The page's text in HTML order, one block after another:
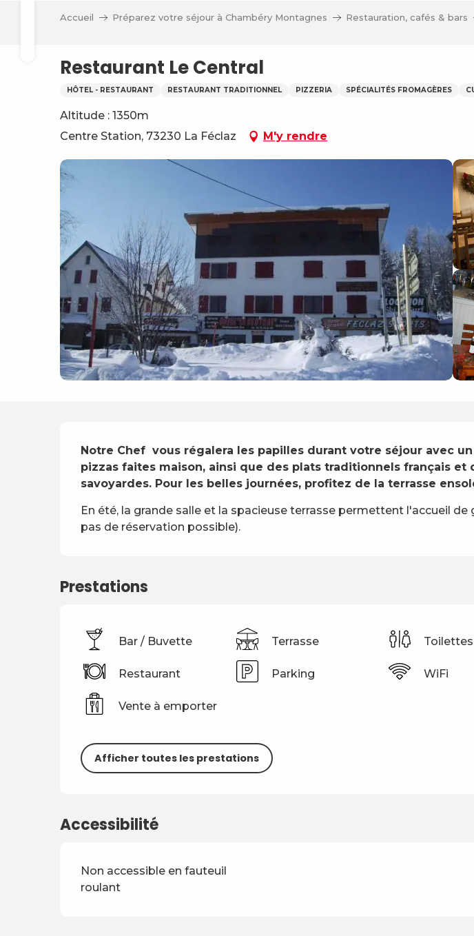
Accueil Préparez votre séjour à Chambéry Montagnes Restauration, cafés & bars
Restaurant Le Central
HÔTEL - RESTAURANT RESTAURANT TRADITIONNEL PIZZERIA SPÉCIALITÉS FROMAGÈRES
Altitude : 1350m
Centre Station, 73230 La Féclaz
M'y rendre
Description
Notre Chef  vous régalera les papilles durant votre séjour avec
pizzas faites maison, ainsi que des plats traditionnels français et
savoyardes. Pour les belles journées, profitez de la terrasse
En été, la grande salle et la spacieuse terrasse permettent l'accueil de
pas de réservation possible).
Prestations
Bar / Buvette Terrasse Toilettes
Restaurant Parking WiFi
Vente à emporter
Afficher toutes les prestations
Accessibilité
Non accessible en fauteuil
roulant